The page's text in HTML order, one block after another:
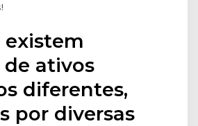
existem
ativos
diferentes,
por diversas